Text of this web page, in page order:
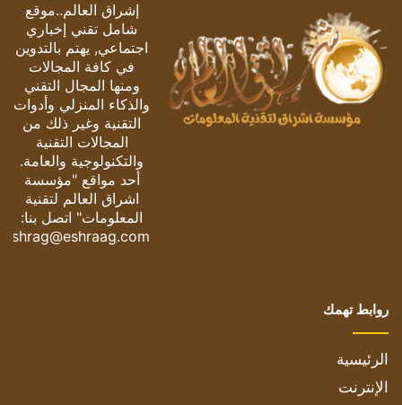
إشراق العالم..موقع
شامل تقني إخباري
اجتماعي, يهتم بالتدوين
في كافة المجالات
ومنها المجال التقني
والذكاء المنزلي وأدوات
التقنية وغير ذلك من
المجالات التقنية
والتكنولوجية والعامة.
أحد مواقع "مؤسسة
اشراق العالم لتقنية
المعلومات" اتصل بنا:
eshrag@eshraag.com
روابط تهمك
الرئيسية
الإنترنت